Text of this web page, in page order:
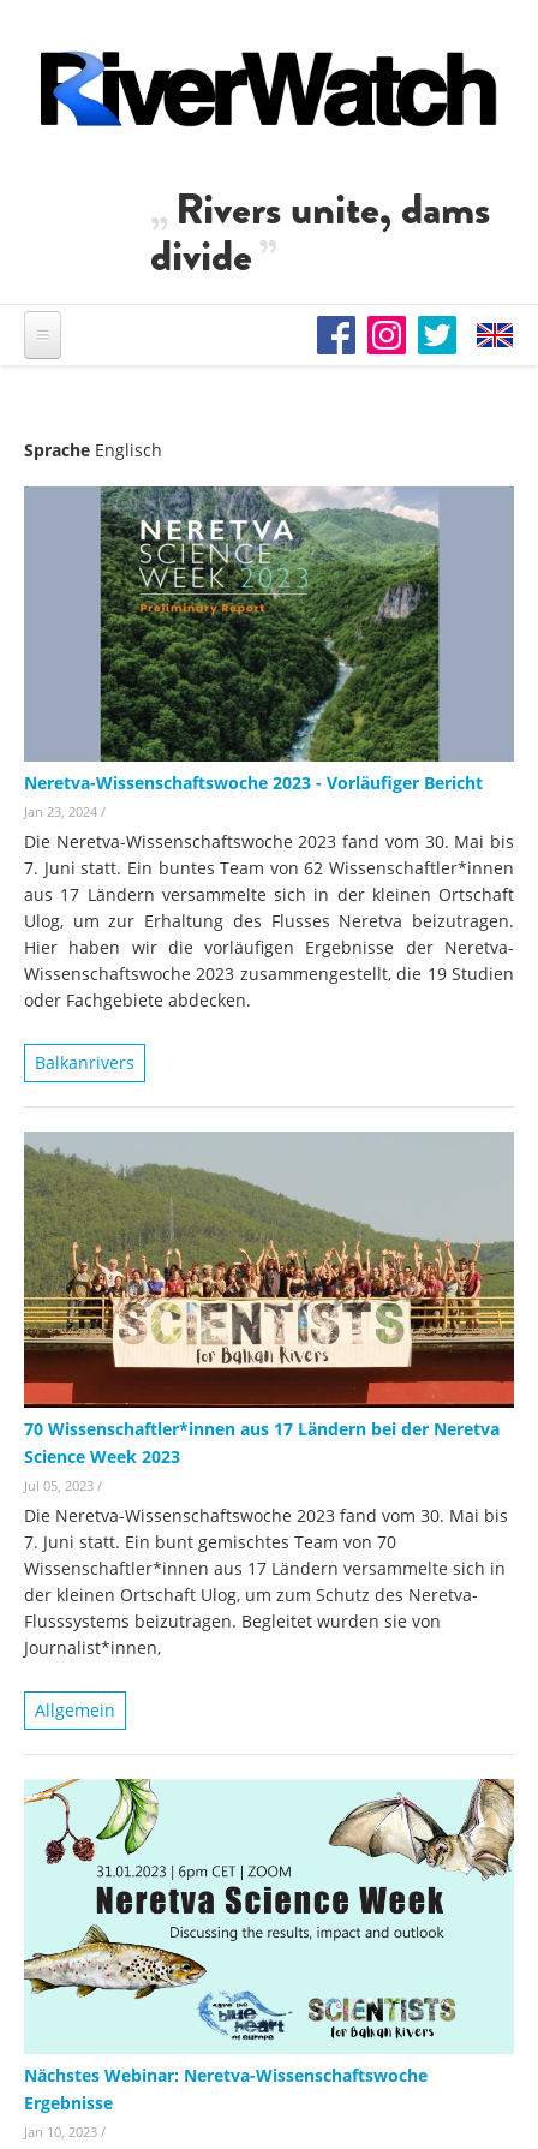
Rivers unite, dams
divide
Sprache Englisch
Neretva-Wissenschaftswoche 2023 - Vorläufiger Bericht
Jan 23, 2024 /
Die Neretva-Wissenschaftswoche 2023 fand vom 30. Mai bis
7. Juni statt. Ein buntes Team von 62 Wissenschaftler*innen
aus 17 Ländern versammelte sich in der kleinen Ortschaft
Ulog, um zur Erhaltung des Flusses Neretva beizutragen.
Hier haben wir die vorläufigen Ergebnisse der Neretva-
Wissenschaftswoche 2023 zusammengestellt, die 19 Studien
oder Fachgebiete abdecken.
Balkanrivers
70 Wissenschaftler*innen aus 17 Ländern bei der Neretva
Science Week 2023
Jul 05, 2023 /
Die Neretva-Wissenschaftswoche 2023 fand vom 30. Mai bis
7. Juni statt. Ein bunt gemischtes Team von 70
Wissenschaftler*innen aus 17 Ländern versammelte sich in
der kleinen Ortschaft Ulog, um zum Schutz des Neretva-
Flusssystems beizutragen. Begleitet wurden sie von
Journalist*innen,
Allgemein
Nächstes Webinar: Neretva-Wissenschaftswoche
Ergebnisse
Jan 10, 2023 /